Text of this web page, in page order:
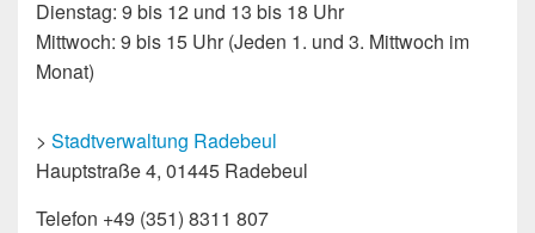
Dienstag: 9 bis 12 und 13 bis 18 Uhr
Mittwoch: 9 bis 15 Uhr (Jeden 1. und 3. Mittwoch im
Monat)
> Stadtverwaltung Radebeul
Hauptstraße 4, 01445 Radebeul
Telefon +49 (351) 8311 807